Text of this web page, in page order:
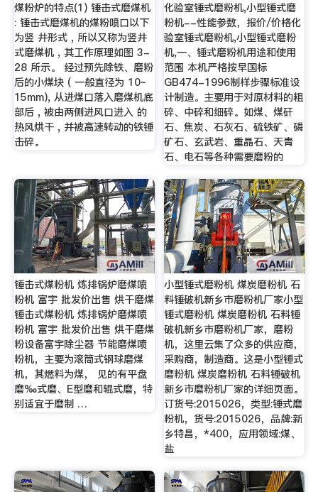
煤粉炉的特点(1) 锤击式磨煤机
: 锤击式磨煤机的煤粉喷口以下
为竖 井形式 , 所以又称为竖井
式磨煤机 , 其工作原理如图 3-
28 所示。 经过预先除铁、磨粉
后的小煤块 ( 一般直径为 10~
15mm), 从进煤口落入磨煤机底
部后 , 被由两侧进风口进入 的
热风烘干 , 并被高速转动的铁锤
击碎。
化验室锤式磨粉机,小型锤式磨
粉机--性能参数，报价/价格化
验室锤式磨粉机,小型锤式磨粉
机,一、锤式磨粉机用途和使用
范围 本机严格按早国标
GB474-1996制样步骤标准设
计制造。主要用于对原材料的粗
碎、中碎和细碎。如煤、煤矸
石、焦炭、石灰石、硫铁矿、磷
矿石、玄武岩、重晶石、天青
石、电石等各种需要磨粉的
锤击式煤粉机 炼排锅炉磨煤喷
粉机 富宇 批发价出售 烘干磨煤
锤击式煤粉机 炼排锅炉磨煤喷
粉机 富宇 批发价出售 烘干磨煤
粉设备富宇除尘器 节能磨煤喷
粉机，主要为滚筒式钢球磨煤
机，其燃料为煤， 见的有平盘
磨‰式磨、E型磨和辊式磨，特
别适宜于磨制 …
小型锤式磨粉机 煤炭磨粉机 石
料锤破机新乡市磨粉机厂家小型
锤式磨粉机 煤炭磨粉机 石料锤
破机新乡市磨粉机厂家，磨粉
机，这里云集了众多的供应商，
采购商，制造商。这是小型锤式
磨粉机 煤炭磨粉机 石料锤破机
新乡市磨粉机厂家的详细页面。
订货号:2015026，类型:锤式磨
粉机，货号:2015026，品牌:新
乡特昌，*400，应用领域:煤、
盐